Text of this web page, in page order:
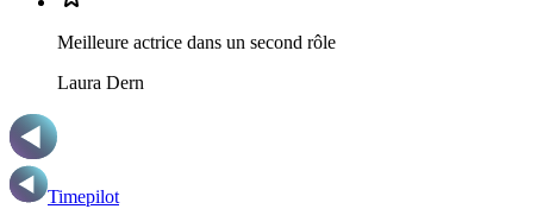
Meilleure actrice dans un second rôle
Laura Dern
Timepilot